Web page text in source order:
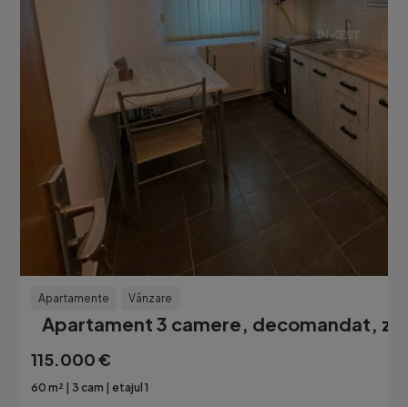
Apartamente Vânzare
Apartament 3 camere, decomandat,
115.000 €
60 m² 3 cam
etajul 1